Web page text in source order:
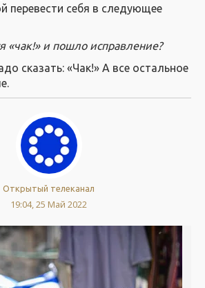
перевести себя в следующее
«чак!» и пошло исправление?
сказать: «Чак!» А все остальное
Открытый телеканал
19:04, 25 Май 2022